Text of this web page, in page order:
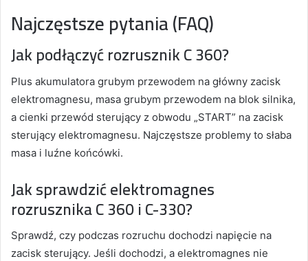
Najczęstsze pytania (FAQ)
Jak podłączyć rozrusznik C 360?
Plus akumulatora grubym przewodem na główny zacisk
elektromagnesu, masa grubym przewodem na blok silnika,
a cienki przewód sterujący z obwodu „START” na zacisk
sterujący elektromagnesu. Najczęstsze problemy to słaba
masa i luźne końcówki.
Jak sprawdzić elektromagnes
rozrusznika C 360 i C-330?
Sprawdź, czy podczas rozruchu dochodzi napięcie na
zacisk sterujący. Jeśli dochodzi, a elektromagnes nie